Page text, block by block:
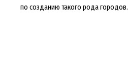
по созданию такого рода городов.